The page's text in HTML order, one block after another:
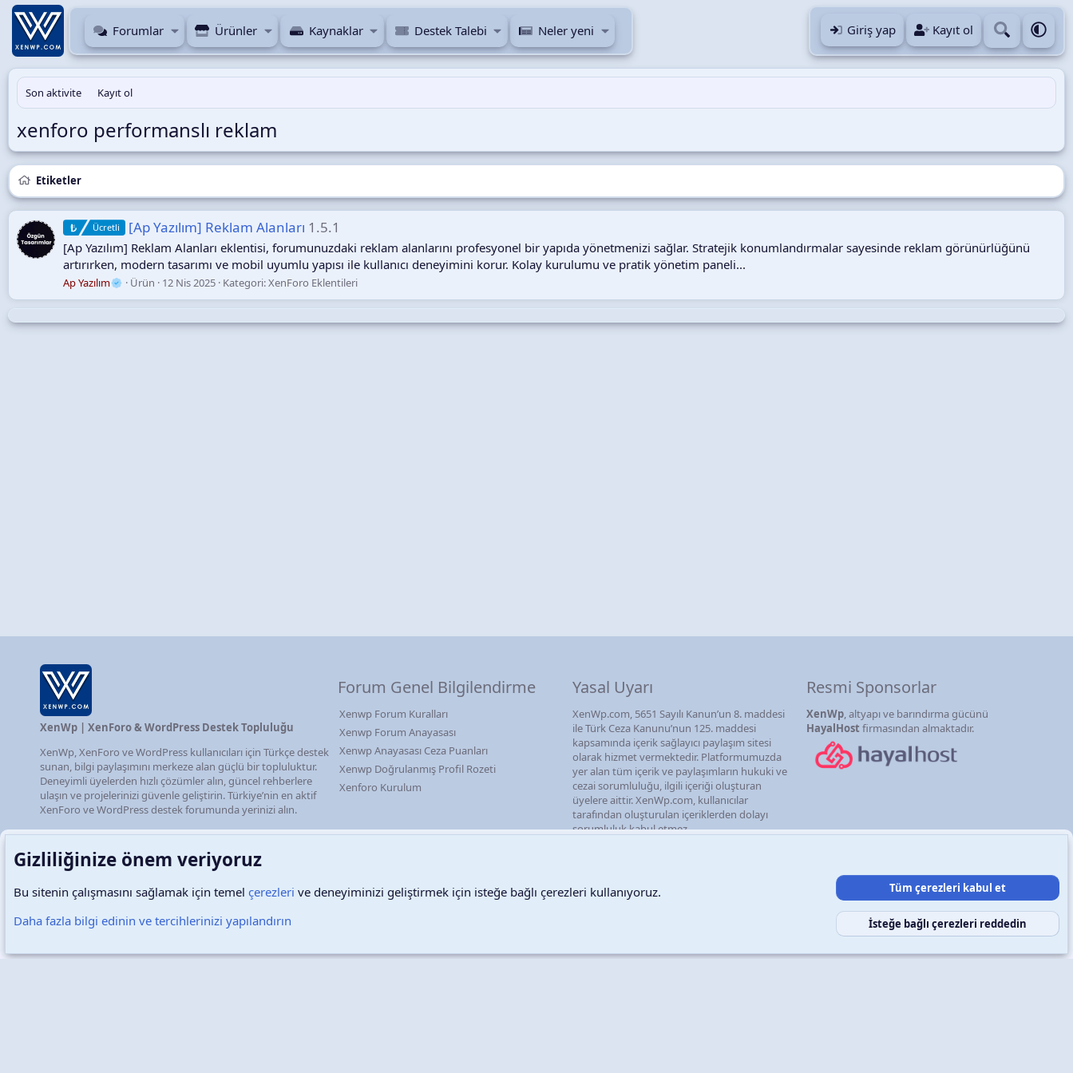
Forumlar Ürünler Kaynaklar Destek Talebi Neler yeni Giriş yap Kayıt ol
Son aktivite Kayıt ol
xenforo performanslı reklam
Etiketler
Ücretli [Ap Yazılım] Reklam Alanları 1.5.1
[Ap Yazılım] Reklam Alanları eklentisi, forumunuzdaki reklam alanlarını profesyonel bir yapıda yönetmenizi sağlar. Stratejik konumlandırmalar sayesinde reklam görünürlüğünü
artırırken, modern tasarımı ve mobil uyumlu yapısı ile kullanıcı deneyimini korur. Kolay kurulumu ve pratik yönetim paneli...
Ap Yazılım Ürün 12 Nis 2025 Kategori:XenForo Eklentileri
XenWp | XenForo & WordPress Destek Topluluğu
XenWp, XenForo ve WordPress kullanıcıları için Türkçe destek
sunan, bilgi paylaşımını merkeze alan güçlü bir topluluktur.
Deneyimli üyelerden hızlı çözümler alın, güncel rehberlere
ulaşın ve projelerinizi güvenle geliştirin. Türkiye’nin en aktif
XenForo ve WordPress destek forumunda yerinizi alın.
Forum Genel Bilgilendirme
Xenwp Forum Kuralları
Xenwp Forum Anayasası
Xenwp Anayasası Ceza Puanları
Xenwp Doğrulanmış Profil Rozeti
Xenforo Kurulum
Yasal Uyarı
XenWp.com, 5651 Sayılı Kanun’un 8. maddesi
ile Türk Ceza Kanunu’nun 125. maddesi
kapsamında içerik sağlayıcı paylaşım sitesi
olarak hizmet vermektedir. Platformumuzda
yer alan tüm içerik ve paylaşımların hukuki ve
cezai sorumluluğu, ilgili içeriği oluşturan
üyelere aittir. XenWp.com, kullanıcılar
tarafından oluşturulan içeriklerden dolayı
sorumluluk kabul etmez.
Resmi Sponsorlar
XenWp, altyapı ve barındırma gücünü
HayalHost firmasından almaktadır.
Türkçe (TR) Çerezler Destek talepleri Gizlilik politikası Yardım Ana sayfa
Gizliliğinize önem veriyoruz
Bu sitenin çalışmasını sağlamak için temel çerezleri ve deneyiminizi geliştirmek için isteğe bağlı çerezleri kullanıyoruz.
Daha fazla bilgi edinin ve tercihlerinizi yapılandırın
Tüm çerezleri kabul et
İsteğe bağlı çerezleri reddedin